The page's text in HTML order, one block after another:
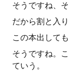
そうですね、
だから割と入
この本出して
そうですね。
ていう。